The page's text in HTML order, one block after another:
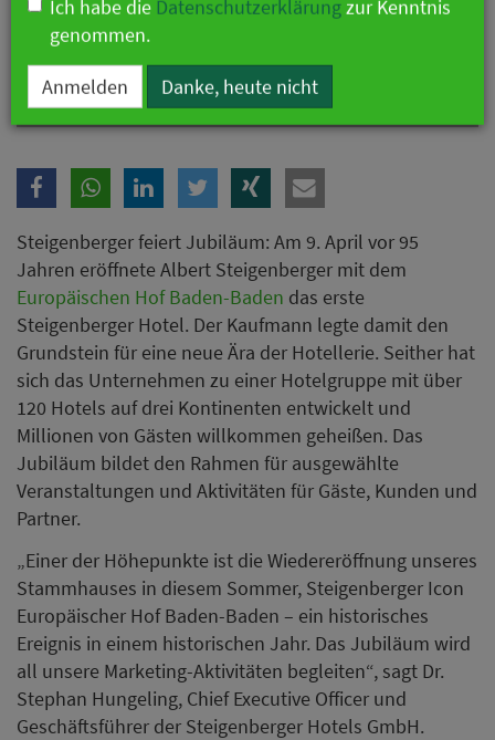
Von Baden-Baden in die Welt: 95 Jahre Steigenberger
Steigenberger feiert Jubiläum: Am 9. April vor 95
Jahren eröffnete Albert Steigenberger mit dem
Europäischen Hof Baden-Baden das erste
Steigenberger Hotel. Der Kaufmann legte damit den
Grundstein für eine neue Ära der Hotellerie. Seither hat
sich das Unternehmen zu einer Hotelgruppe mit über
120 Hotels auf drei Kontinenten entwickelt und
Millionen von Gästen willkommen geheißen. Das
Jubiläum bildet den Rahmen für ausgewählte
Veranstaltungen und Aktivitäten für Gäste, Kunden und
Partner.
„Einer der Höhepunkte ist die Wiedereröffnung unseres
Stammhauses in diesem Sommer, Steigenberger Icon
Europäischer Hof Baden-Baden – ein historisches
Ereignis in einem historischen Jahr. Das Jubiläum wird
all unsere Marketing-Aktivitäten begleiten“, sagt Dr.
Stephan Hungeling, Chief Executive Officer und
Geschäftsführer der Steigenberger Hotels GmbH.
Tageskarte-Newsletter (gegen 8.30 Uhr)
Ich habe dieDatenschutzerklärung
genommen.
Anmelden Danke, heute nicht